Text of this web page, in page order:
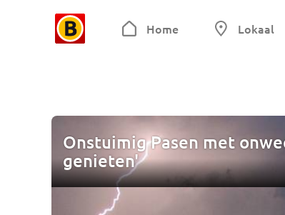
Home Lokaal
Onstuimig Pasen met
genieten'